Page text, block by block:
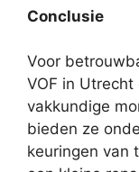
Conclusie
Voor
VOF in
vakkundige
bieden ze
keuringen van